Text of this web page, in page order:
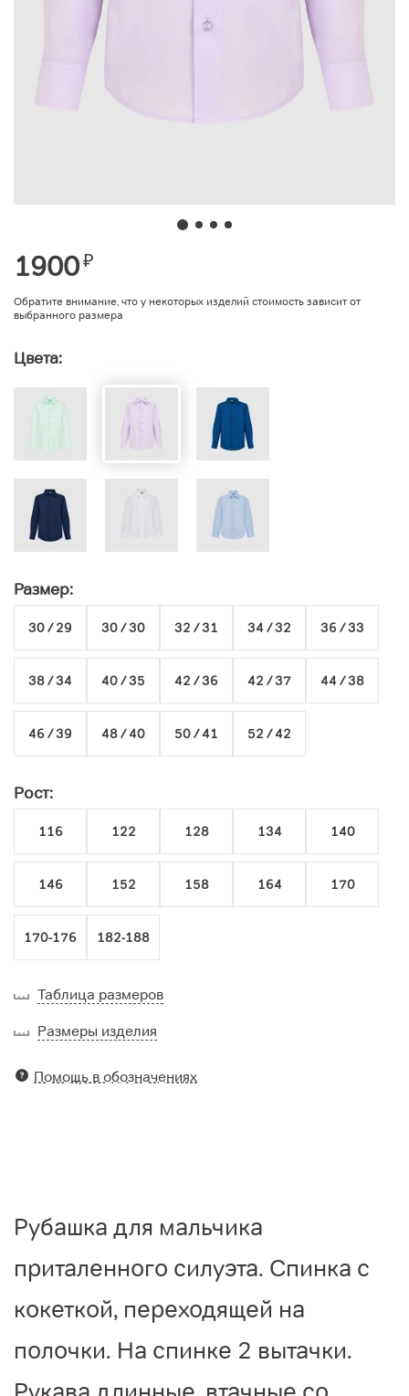
1900₽
Обратите внимание, что у некоторых изделий стоимость зависит от
выбранного размера
Цвета:
Размер:
30 / 29 30 / 30 32 / 31 34 / 32 36 / 33
38 / 34 40 / 35 42 / 36 42 / 37 44 / 38
46 / 39 48 / 40 50 / 41 52 / 42
Рост:
116 122 128 134 140
146 152 158 164 170
170-176 182-188
Таблица размеров
Размеры изделия
Помощь в обозначениях
Рубашка для мальчика
приталенного силуэта. Спинка с
кокеткой, переходящей на
полочки. На спинке 2 вытачки.